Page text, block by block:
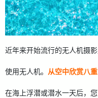
近年来开始流行的无人机摄
使用无人机。 从空中欣赏八
在海上浮潜或潜水一天后，